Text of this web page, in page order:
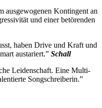
ausgewogenen Kontingent an
und einer betörenden
haben Drive und Kraft und
austariert.” Schall
Leidenschaft. Eine Multi-
Songschreiberin.”